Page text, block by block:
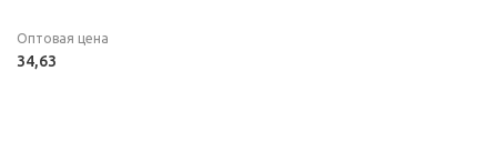
Оптовая цена
34,63